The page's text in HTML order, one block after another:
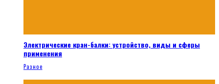
Электрические кран-балки: устройство, виды и сферы
применения
Разное